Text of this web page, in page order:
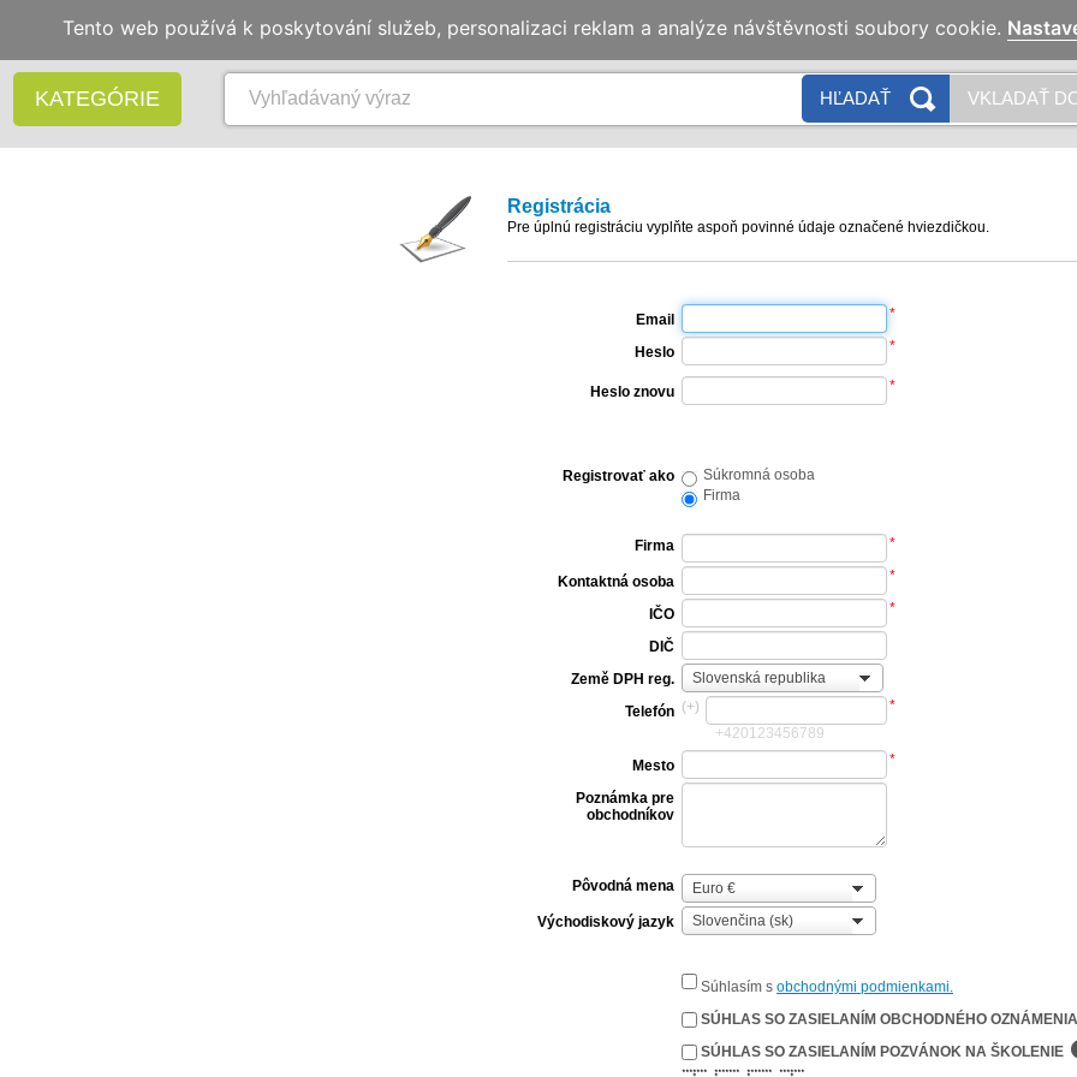
KATEGÓRIE HĽADAŤ VKLADAŤ
Registrácia
Pre úplnú registráciu vyplňte aspoň povinné údaje označené hviezdičkou.
Email *
Heslo *
Heslo znovu *
Registrovať ako
Súkromná osoba
Firma
Firma *
Kontaktná osoba *
IČO *
DIČ
Země DPH reg.
Slovenská republika
Země
DPH
Telefón (+)
*
+420123456789
Mesto
*
Poznámka pre
obchodníkov
Pôvodná mena Euro €
Pôvodná
mena
Východiskový jazyk Slovenčina (sk)
Východiskový
Súhlasím s obchodnými podmienkami.
SÚHLAS SO ZASIELANÍM OBCHODNÉHO OZNÁMENIA
SÚHLAS SO ZASIELANÍM POZVÁNOK NA ŠKOLENIE
******* ******* ******* *******
Tento web používá k poskytování služeb, personalizaci reklam a analýze návštěvnosti soubory cookie.